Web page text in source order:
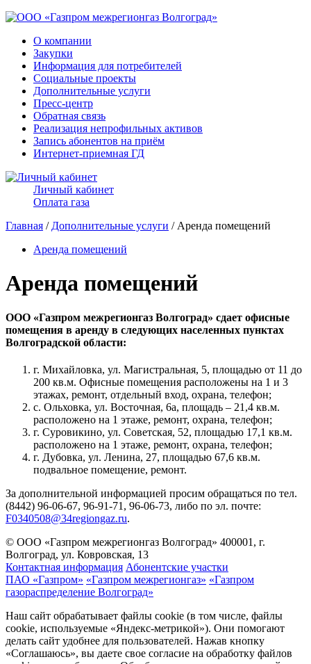
О компании
Закупки
Информация для потребителей
Социальные проекты
Дополнительные услуги
Пресс-центр
Обратная связь
Реализация непрофильных активов
Запись абонентов на приём
Интернет-приемная ГД
Личный кабинет
Оплата газа
Главная / Дополнительные услуги / Аренда помещений
Аренда помещений
Аренда помещений
ООО «Газпром межрегионгаз Волгоград» сдает офисные
помещения в аренду в следующих населенных пунктах
Волгоградской области:
г. Михайловка, ул. Магистральная, 5, площадью от 11 до
200 кв.м. Офисные помещения расположены на 1 и 3
этажах, ремонт, отдельный вход, охрана, телефон;
с. Ольховка, ул. Восточная, 6а, площадь – 21,4 кв.м.
расположено на 1 этаже, ремонт, охрана, телефон;
г. Суровикино, ул. Советская, 52, площадью 17,1 кв.м.
расположено на 1 этаже, ремонт, охрана, телефон;
г. Дубовка, ул. Ленина, 27, площадью 67,6 кв.м.
подвальное помещение, ремонт.
За дополнительной информацией просим обращаться по тел.
(8442) 96-06-67, 96-91-71, 96-06-73, либо по эл. почте:
F0340508@34regiongaz.ru.
© ООО «Газпром межрегионгаз Волгоград» 400001, г.
Волгоград, ул. Ковровская, 13
Контактная информация Абонентские участки
ПАО «Газпром» «Газпром межрегионгаз» «Газпром
газораспределение Волгоград»
Наш сайт обрабатывает файлы cookie (в том числе, файлы
cookie, используемые «Яндекс-метрикой»). Они помогают
делать сайт удобнее для пользователей. Нажав кнопку
«Соглашаюсь», вы даете свое согласие на обработку файлов